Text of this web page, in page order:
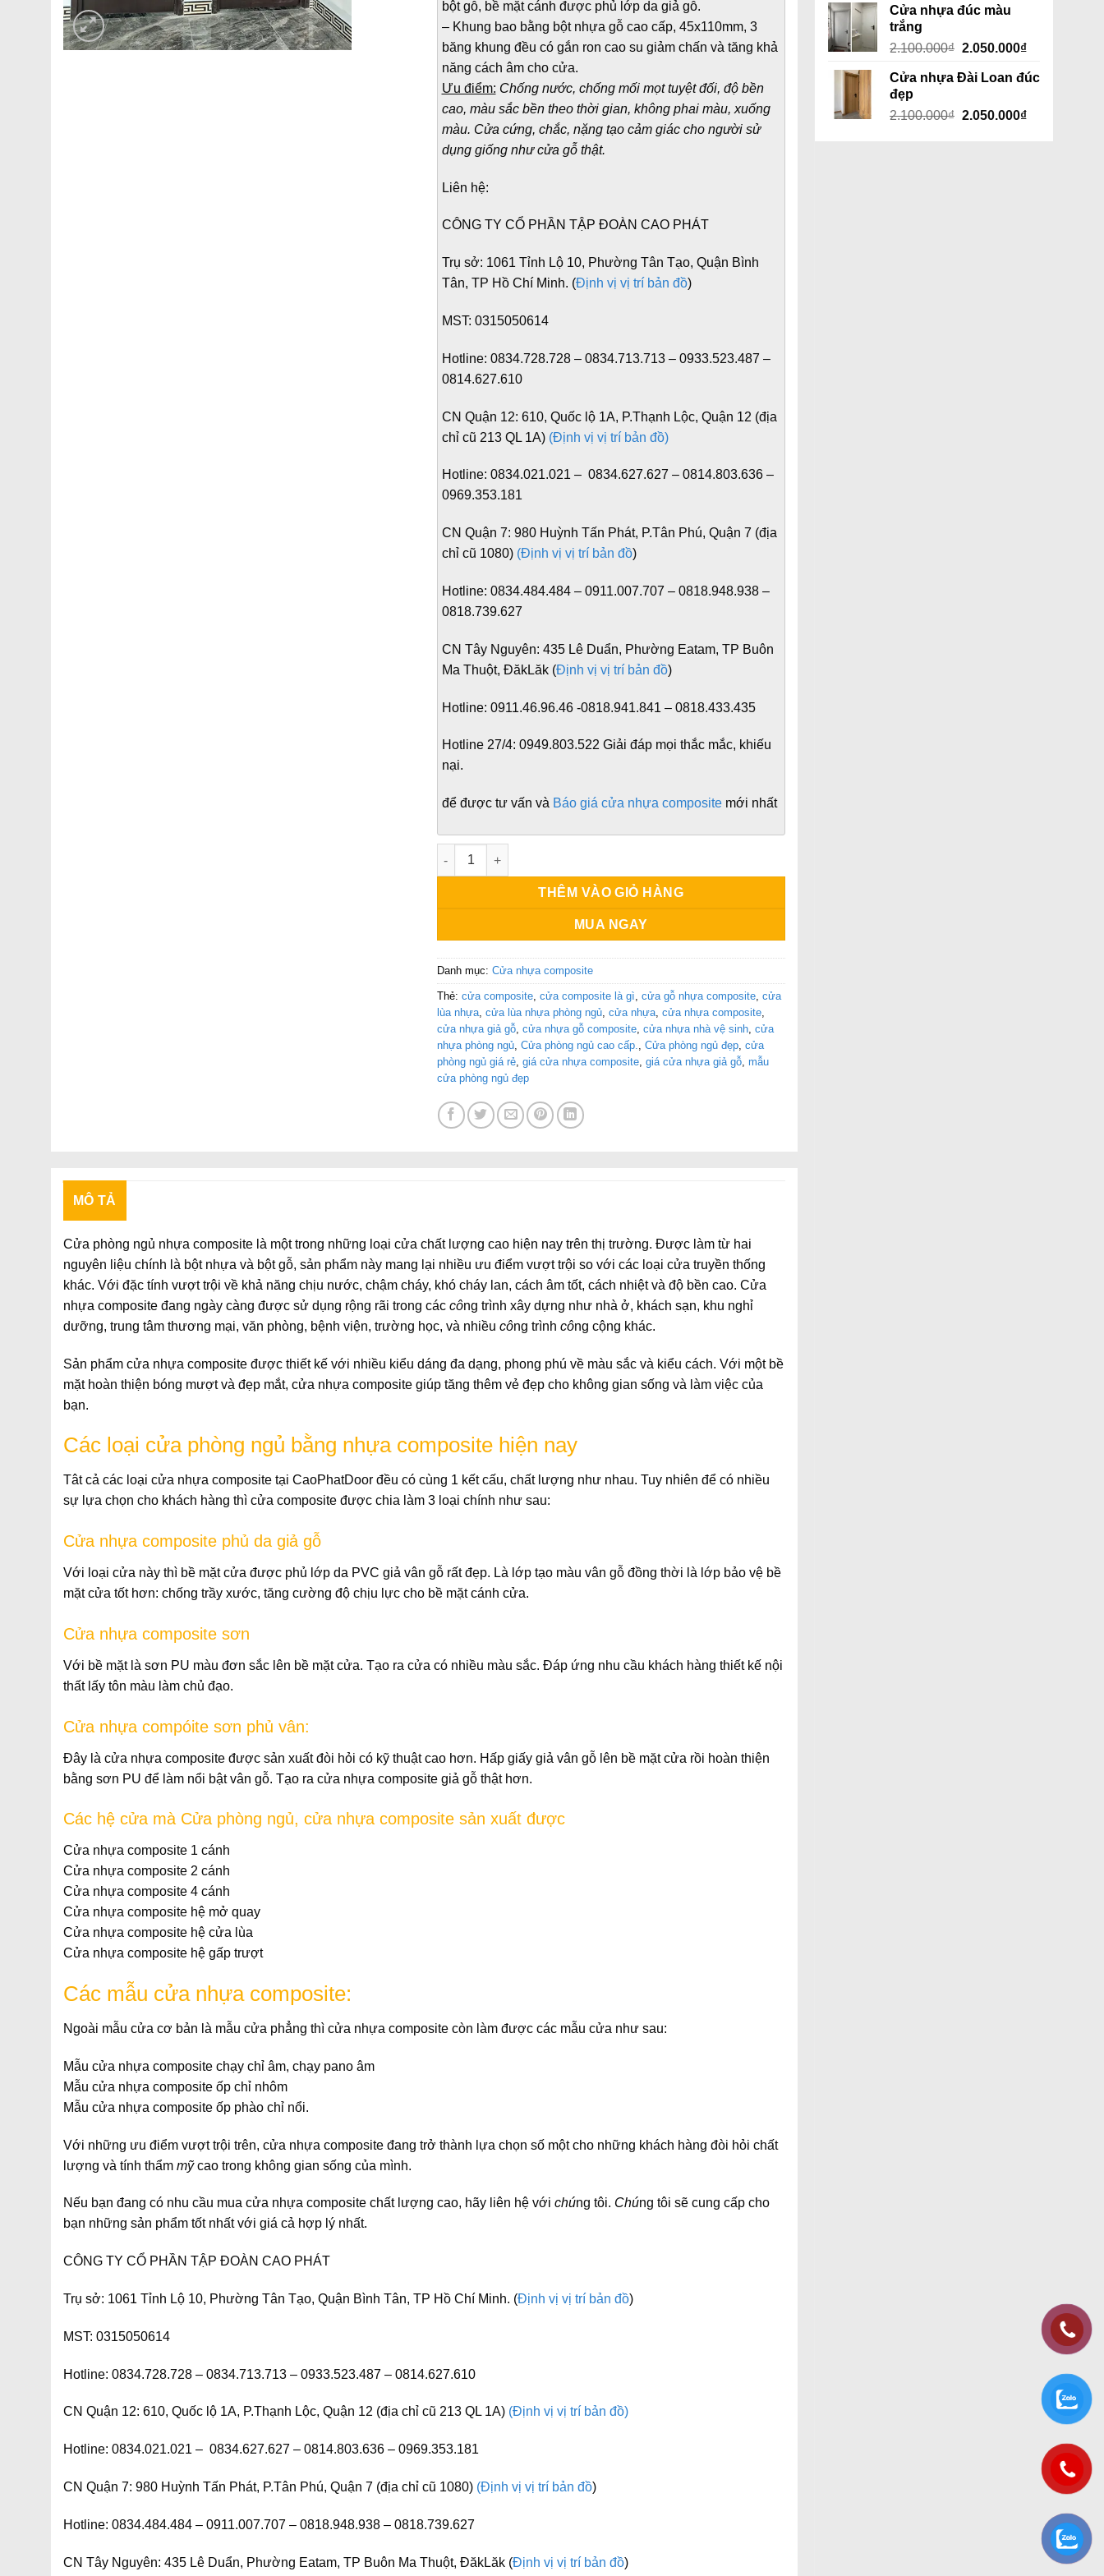
Cửa nhựa đúc màu
trắng
2.100.000₫ Giá
là:
2.050.000₫Giá
tại
2.050.000₫.
Cửa nhựa Đài Loan đúc
đẹp
2.100.000₫ Giá
2.050.000₫Giá
bột gỗ, bề mặt cánh được phủ lớp da giả gỗ.
– Khung bao bằng bột nhựa gỗ cao cấp, 45x110mm, 3
băng khung đều có gắn ron cao su giảm chấn và tăng khả
năng cách âm cho cửa.
Ưu điểm: Chống nước, chống mối mọt tuyệt đối, độ bền
cao, màu sắc bền theo thời gian, không phai màu, xuống
màu. Cửa cứng, chắc, nặng tạo cảm giác cho người sử
dụng giống như cửa gỗ thật.
Liên hệ:
CÔNG TY CỔ PHẦN TẬP ĐOÀN CAO PHÁT
Trụ sở: 1061 Tỉnh Lộ 10, Phường Tân Tạo, Quận Bình
Tân, TP Hồ Chí Minh. (Định vị vị trí bản đồ)
MST: 0315050614
Hotline: 0834.728.728 – 0834.713.713 – 0933.523.487 –
0814.627.610
CN Quận 12: 610, Quốc lộ 1A, P.Thạnh Lộc, Quận 12 (địa
chỉ cũ 213 QL 1A) (Định vị vị trí bản đồ)
Hotline: 0834.021.021 – 0834.627.627 – 0814.803.636 –
0969.353.181
CN Quận 7: 980 Huỳnh Tấn Phát, P.Tân Phú, Quận 7 (địa
chỉ cũ 1080) (Định vị vị trí bản đồ)
Hotline: 0834.484.484 – 0911.007.707 – 0818.948.938 –
0818.739.627
CN Tây Nguyên: 435 Lê Duẩn, Phường Eatam, TP Buôn
Ma Thuột, ĐăkLăk (Định vị vị trí bản đồ)
Hotline: 0911.46.96.46 -0818.941.841 – 0818.433.435
Hotline 27/4: 0949.803.522 Giải đáp mọi thắc mắc, khiếu
nại.
để được tư vấn và Báo giá cửa nhựa compositemới nhất
Mẫu cửa phòng ngủ đẹp tại Quận 7 số lượng
THÊM VÀO GIỎ HÀNG
MUA NGAY
Danh mục: Cửa nhựa composite
Thẻ: cửa composite, cửa composite là gì cửa gỗ nhựa composite, cửa
lùa nhựa, cửa lùa nhựa phòng ngủ, cửa nhựa, cửa nhựa composite,
cửa nhựa giả gỗ, cửa nhựa gỗ composite, cửa nhựa nhà vệ sinh, cửa
nhựa phòng ngủ, Cửa phòng ngủ cao cấp. Cửa phòng ngủ đẹp, cửa
phòng ngủ giá rẻ, giá cửa nhựa composite, giá cửa nhựa giả gỗ, mẫu
cửa phòng ngủ đẹp
MÔ TẢ
Cửa phòng ngủ nhựa composite là một trong những loại cửa chất lượng cao hiện nay trên thị trường. Được làm từ hai
nguyên liệu chính là bột nhựa và bột gỗ, sản phẩm này mang lại nhiều ưu điểm vượt trội so với các loại cửa truyền thống
khác. Với đặc tính vượt trội về khả năng chịu nước, chậm cháy, khó cháy lan, cách âm tốt, cách nhiệt và độ bền cao. Cửa
nhựa composite đang ngày càng được sử dụng rộng rãi trong các công trình xây dựng như nhà ở, khách sạn, khu nghỉ
dưỡng, trung tâm thương mại, văn phòng, bệnh viện, trường học, và nhiều công trình công cộng khác.
Sản phẩm cửa nhựa composite được thiết kế với nhiều kiểu dáng đa dạng, phong phú về màu sắc và kiểu cách. Với một bề
mặt hoàn thiện bóng mượt và đẹp mắt, cửa nhựa composite giúp tăng thêm vẻ đẹp cho không gian sống và làm việc của
bạn.
Các loại cửa phòng ngủ bằng nhựa composite hiện nay
Tât cả các loại cửa nhựa composite tại CaoPhatDoor đều có cùng 1 kết cấu, chất lượng như nhau. Tuy nhiên để có nhiều
sự lựa chọn cho khách hàng thì cửa composite được chia làm 3 loại chính như sau:
Cửa nhựa composite phủ da giả gỗ
Với loại cửa này thì bề mặt cửa được phủ lớp da PVC giả vân gỗ rất đẹp. Là lớp tạo màu vân gỗ đồng thời là lớp bảo vệ bề
mặt cửa tốt hơn: chống trầy xước, tăng cường độ chịu lực cho bề mặt cánh cửa.
Cửa nhựa composite sơn
Với bề mặt là sơn PU màu đơn sắc lên bề mặt cửa. Tạo ra cửa có nhiều màu sắc. Đáp ứng nhu cầu khách hàng thiết kế nội
thất lấy tôn màu làm chủ đạo.
Cửa nhựa compóite sơn phủ vân:
Đây là cửa nhựa composite được sản xuất đòi hỏi có kỹ thuật cao hơn. Hấp giấy giả vân gỗ lên bề mặt cửa rồi hoàn thiện
bằng sơn PU để làm nổi bật vân gỗ. Tạo ra cửa nhựa composite giả gỗ thật hơn.
Các hệ cửa mà Cửa phòng ngủ, cửa nhựa composite sản xuất được
Cửa nhựa composite 1 cánh
Cửa nhựa composite 2 cánh
Cửa nhựa composite 4 cánh
Cửa nhựa composite hệ mở quay
Cửa nhựa composite hệ cửa lùa
Cửa nhựa composite hệ gấp trượt
Các mẫu cửa nhựa composite:
Ngoài mẫu cửa cơ bản là mẫu cửa phẳng thì cửa nhựa composite còn làm được các mẫu cửa như sau:
Mẫu cửa nhựa composite chạy chỉ âm, chạy pano âm
Mẫu cửa nhựa composite ốp chỉ nhôm
Mẫu cửa nhựa composite ốp phào chỉ nổi.
Với những ưu điểm vượt trội trên, cửa nhựa composite đang trở thành lựa chọn số một cho những khách hàng đòi hỏi chất
lượng và tính thẩm mỹcao trong không gian sống của mình.
Nếu bạn đang có nhu cầu mua cửa nhựa composite chất lượng cao, hãy liên hệ với chúng tôi. Chúng tôi sẽ cung cấp cho
bạn những sản phẩm tốt nhất với giá cả hợp lý nhất.
CÔNG TY CỔ PHẦN TẬP ĐOÀN CAO PHÁT
Trụ sở: 1061 Tỉnh Lộ 10, Phường Tân Tạo, Quận Bình Tân, TP Hồ Chí Minh. (Định vị vị trí bản đồ)
MST: 0315050614
Hotline: 0834.728.728 – 0834.713.713 – 0933.523.487 – 0814.627.610
CN Quận 12: 610, Quốc lộ 1A, P.Thạnh Lộc, Quận 12 (địa chỉ cũ 213 QL 1A) (Định vị vị trí bản đồ)
Hotline: 0834.021.021 – 0834.627.627 – 0814.803.636 – 0969.353.181
CN Quận 7: 980 Huỳnh Tấn Phát, P.Tân Phú, Quận 7 (địa chỉ cũ 1080) (Định vị vị trí bản đồ)
Hotline: 0834.484.484 – 0911.007.707 – 0818.948.938 – 0818.739.627
CN Tây Nguyên: 435 Lê Duẩn, Phường Eatam, TP Buôn Ma Thuột, ĐăkLăk (Định vị vị trí bản đồ)